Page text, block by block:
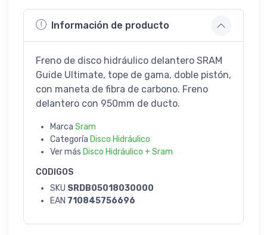
Información de producto
Freno de disco hidráulico delantero SRAM
Guide Ultimate, tope de gama, doble pistón,
con maneta de fibra de carbono. Freno
delantero con 950mm de ducto.
Marca Sram
Categoría Disco Hidráulico
Ver más Disco Hidráulico + Sram
CODIGOS
SKU SRDB05018030000
EAN 710845756696